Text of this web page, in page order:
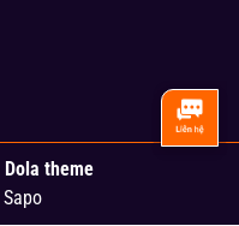
Dola theme
Sapo